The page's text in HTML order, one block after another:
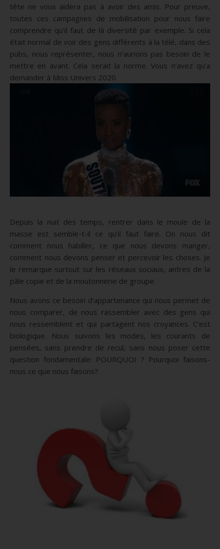
tête ne vous aidera pas à avoir des amis. Pour preuve,
toutes ces campagnes de mobilisation pour nous faire
comprendre qu’il faut de là diversité par exemple. Si cela
était normal de voir des gens différents à la télé, dans des
pubs, nous représenter, nous n’aurions pas besoin de le
mettre en avant. Cela serait la norme. Vous n’avez qu’a
demander à Miss Univers 2020.
Depuis la nuit des temps, rentrer dans le moule de la
masse est semble-t-il ce qu’il faut faire. On nous dit
comment nous habiller, ce que nous devons manger,
comment nous devons penser et percevoir les choses. Je
le remarque surtout sur les réseaux sociaux, antres de la
pâle copie et de la moutonnerie de groupe.
Nous avons ce besoin d’appartenance qui nous permet de
nous comparer, de nous rassembler avec des gens qui
nous ressemblent et qui partagent nos croyances. C’est
biologique. Nous suivons les modes, les courants de
pensées, sans prendre de recul, sans nous poser cette
question fondamentale: POURQUOI ? Pourquoi faisons-
nous ce que nous faisons?